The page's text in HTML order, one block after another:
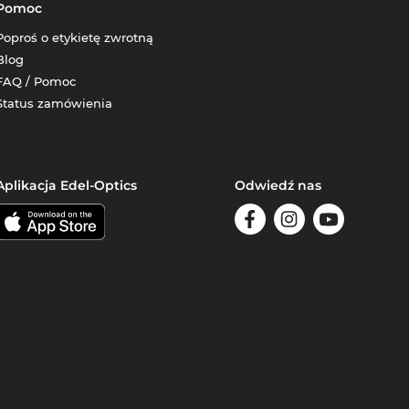
o etykietę zwrotną
/ Pomoc
zamówienia
Edel-Optics Odwiedź nas